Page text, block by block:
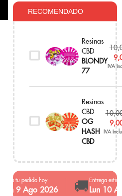
RECOMENDADO
Resinas
CBD
BLONDY
77
IVA
Resinas
CBD
OG
HASH
CBD
IVA
Realiza tu pedido hoy
Dom 9 Ago 2026 🚚 Entrega
Lun 10